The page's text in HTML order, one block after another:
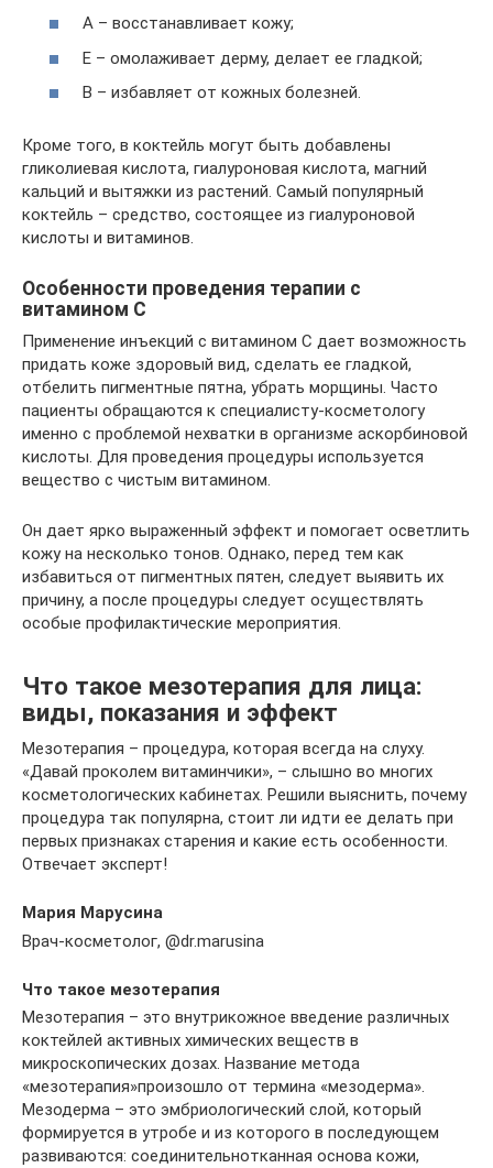
А – восстанавливает кожу;
Е – омолаживает дерму, делает ее гладкой;
В – избавляет от кожных болезней.
Кроме того, в коктейль могут быть добавлены
гликолиевая кислота, гиалуроновая кислота, магний
кальций и вытяжки из растений. Самый популярный
коктейль – средство, состоящее из гиалуроновой
кислоты и витаминов.
Особенности проведения терапии с
витамином С
Применение инъекций с витамином С дает возможность
придать коже здоровый вид, сделать ее гладкой,
отбелить пигментные пятна, убрать морщины. Часто
пациенты обращаются к специалисту-косметологу
именно с проблемой нехватки в организме аскорбиновой
кислоты. Для проведения процедуры используется
вещество с чистым витамином.
Он дает ярко выраженный эффект и помогает осветлить
кожу на несколько тонов. Однако, перед тем как
избавиться от пигментных пятен, следует выявить их
причину, а после процедуры следует осуществлять
особые профилактические мероприятия.
Что такое мезотерапия для лица:
виды, показания и эффект
Мезотерапия – процедура, которая всегда на слуху.
«Давай проколем витаминчики», – слышно во многих
косметологических кабинетах. Решили выяснить, почему
процедура так популярна, стоит ли идти ее делать при
первых признаках старения и какие есть особенности.
Отвечает эксперт!
Мария Марусина
Врач-косметолог, @dr.marusina
Что такое мезотерапия
Мезотерапия – это внутрикожное введение различных
коктейлей активных химических веществ в
микроскопических дозах. Название метода
«мезотерапия»произошло от термина «мезодерма».
Мезодерма – это эмбриологический слой, который
формируется в утробе и из которого в последующем
развиваются: соединительнотканная основа кожи,